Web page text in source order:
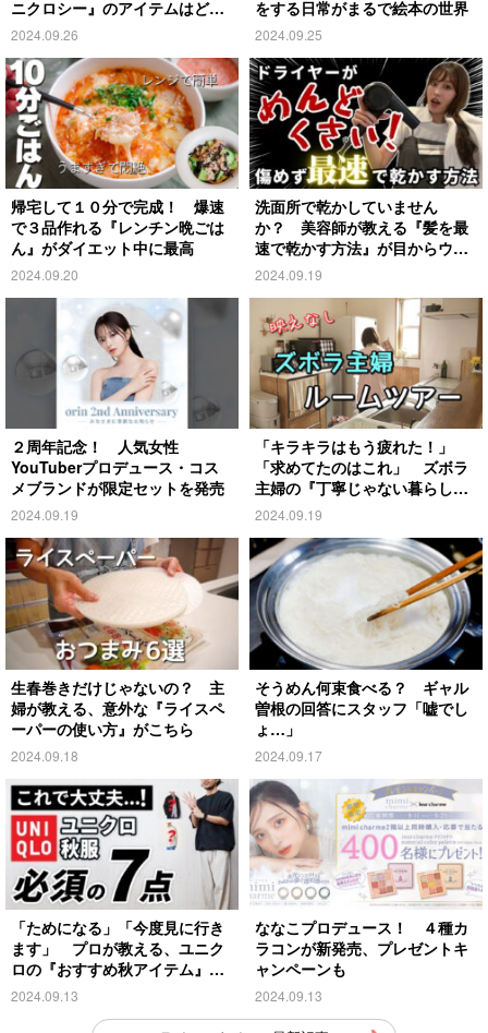
ニクロシー』のアイテムはど
れ？
2024.09.26
をする日常がまるで絵本の世界
2024.09.25
帰宅して１０分で完成！ 爆速
で３品作れる『レンチン晩ごは
ん』がダイエット中に最高
2024.09.20
洗面所で乾かしていません
か？ 美容師が教える『髪を最
速で乾かす方法』が目からウロ
コ
2024.09.19
２周年記念！ 人気女性
YouTuberプロデュース・コス
メブランドが限定セットを発売
2024.09.19
「キラキラはもう疲れた！」
「求めてたのはこれ」 ズボラ
主婦の『丁寧じゃない暮らし』
がこちら
2024.09.19
生春巻きだけじゃないの？ 主
婦が教える、意外な『ライスペ
ーパーの使い方』がこちら
2024.09.18
そうめん何束食べる？ ギャル
曽根の回答にスタッフ「嘘でし
ょ…」
2024.09.17
「ためになる」「今度見に行き
ます」 プロが教える、ユニク
ロの『おすすめ秋アイテム』が
こちら
2024.09.13
ななこプロデュース！ ４種カ
ラコンが新発売、プレゼントキ
ャンペーンも
2024.09.13